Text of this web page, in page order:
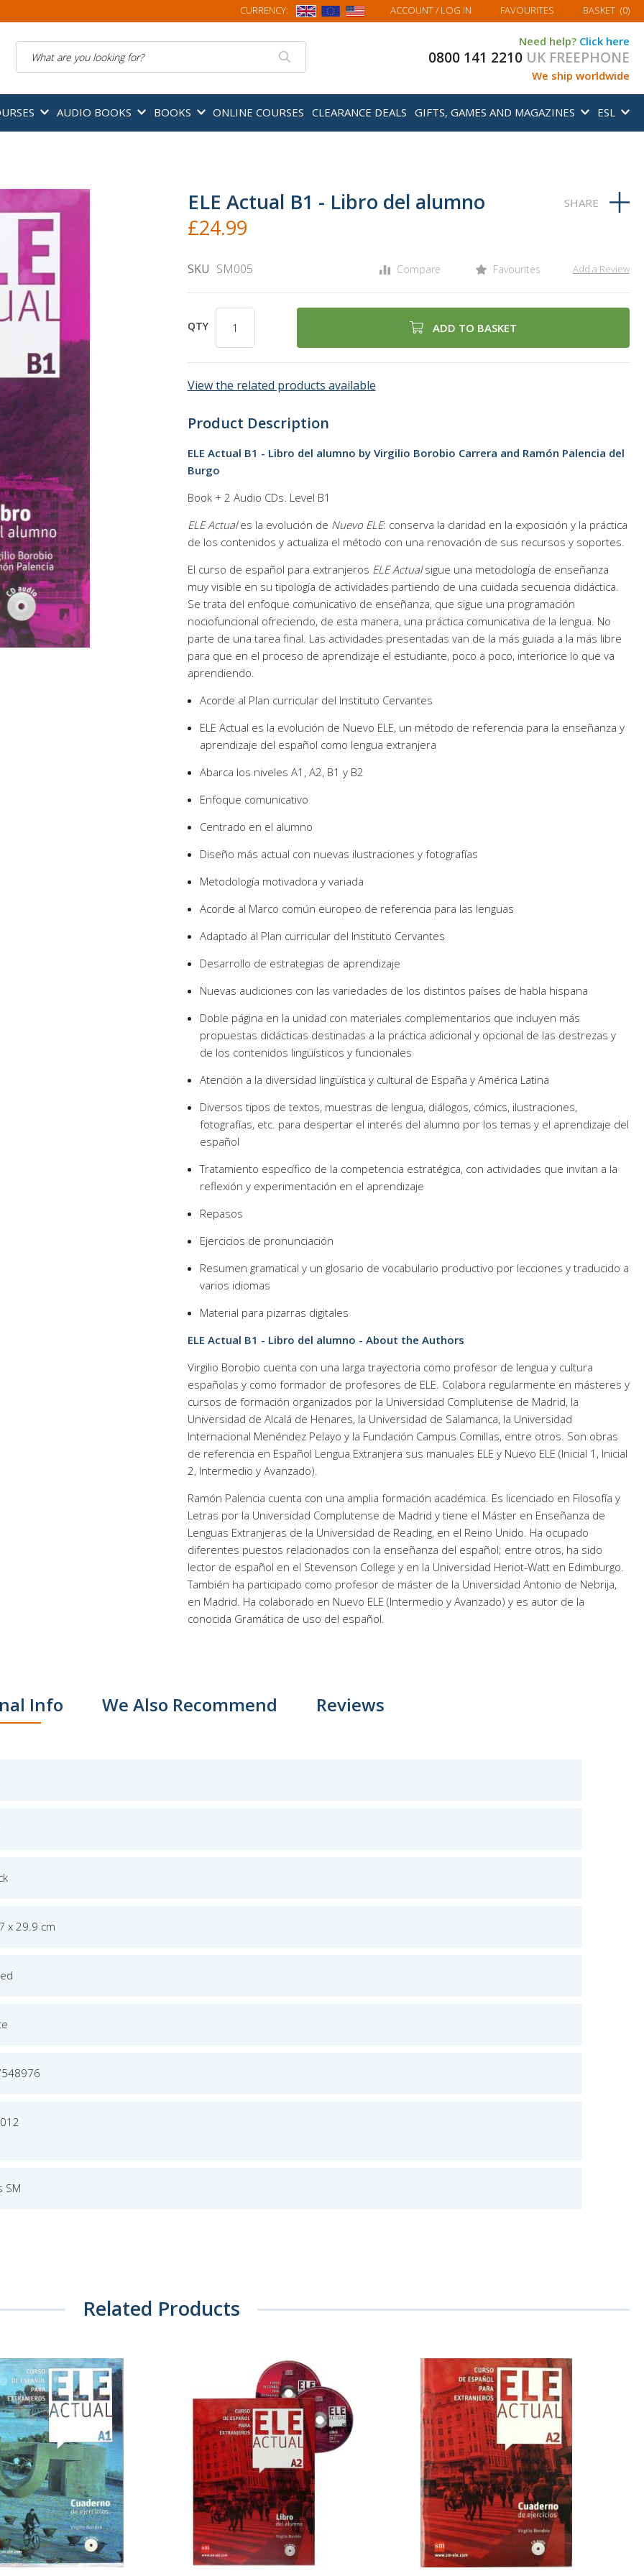
CURRENCY: ACCOUNT/ LOG IN FAVOURITES MY BASKET
BASKET (0)
Need help? Click here
0800 141 2210 UK FREEPHONE
We ship worldwide
AUDIO BOOKS BOOKS ONLINE COURSES CLEARANCE DEALS GIFTS, GAMES AND MAGAZINES ESL
ELE Actual B1 - Libro del alumno
£24.99
SKU SM005 Compare Favourites Add a Review
QTY ADD TO BASKET
View the related products available
Product Description
ELE Actual B1 - Libro del alumno by Virgilio Borobio Carrera and Ramón Palencia del
Burgo
Book + 2 Audio CDs. Level B1
ELE Actuales la evolución de Nuevo ELE: conserva la claridad en la exposición y la práctica
de los contenidos y actualiza el método con una renovación de sus recursos y soportes.
El curso de español para extranjeros ELE Actualsigue una metodología de enseñanza
muy visible en su tipología de actividades partiendo de una cuidada secuencia didáctica.
Se trata del enfoque comunicativo de enseñanza, que sigue una programación
nociofuncional ofreciendo, de esta manera, una práctica comunicativa de la lengua. No
parte de una tarea final. Las actividades presentadas van de la más guiada a la más libre
para que en el proceso de aprendizaje el estudiante, poco a poco, interiorice lo que va
aprendiendo.
Acorde al Plan curricular del Instituto Cervantes
ELE Actual es la evolución de Nuevo ELE, un método de referencia para la enseñanza y
aprendizaje del español como lengua extranjera
Abarca los niveles A1, A2, B1 y B2
Enfoque comunicativo
Centrado en el alumno
Diseño más actual con nuevas ilustraciones y fotografías
Metodología motivadora y variada
Acorde al Marco común europeo de referencia para las lenguas
Adaptado al Plan curricular del Instituto Cervantes
Desarrollo de estrategias de aprendizaje
Nuevas audiciones con las variedades de los distintos países de habla hispana
Doble página en la unidad con materiales complementarios que incluyen más
propuestas didácticas destinadas a la práctica adicional y opcional de las destrezas y
de los contenidos lingüísticos y funcionales
Atención a la diversidad lingüística y cultural de España y América Latina
Diversos tipos de textos, muestras de lengua, diálogos, cómics, ilustraciones,
fotografías, etc. para despertar el interés del alumno por los temas y el aprendizaje del
español
Tratamiento específico de la competencia estratégica, con actividades que invitan a la
reflexión y experimentación en el aprendizaje
Repasos
Ejercicios de pronunciación
Resumen gramatical y un glosario de vocabulario productivo por lecciones y traducido a
varios idiomas
Material para pizarras digitales
ELE Actual B1 - Libro del alumno - About the Authors
Virgilio Borobio cuenta con una larga trayectoria como profesor de lengua y cultura
españolas y como formador de profesores de ELE. Colabora regularmente en másteres y
cursos de formación organizados por la Universidad Complutense de Madrid, la
Universidad de Alcalá de Henares, la Universidad de Salamanca, la Universidad
Internacional Menéndez Pelayo y la Fundación Campus Comillas, entre otros. Son obras
de referencia en Español Lengua Extranjera sus manuales ELE y Nuevo ELE (Inicial 1, Inicial
2, Intermedio y Avanzado).
Ramón Palencia cuenta con una amplia formación académica. Es licenciado en Filosofía y
Letras por la Universidad Complutense de Madrid y tiene el Máster en Enseñanza de
Lenguas Extranjeras de la Universidad de Reading, en el Reino Unido. Ha ocupado
diferentes puestos relacionados con la enseñanza del español; entre otros, ha sido
lector de español en el Stevenson College y en la Universidad Heriot-Watt en Edimburgo.
También ha participado como profesor de máster de la Universidad Antonio de Nebrija,
en Madrid. Ha colaborado en Nuevo ELE (Intermedio y Avanzado) y es autor de la
conocida Gramática de uso del español.
Info We Also Recommend Reviews
x 29.9 cm
SM
Related Products